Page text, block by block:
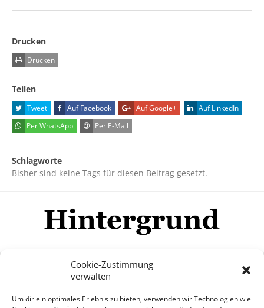
Cookie-Zustimmung
verwalten
Um dir ein optimales Erlebnis zu bieten, verwenden wir Technologien wie
Drucken
Drucken
Teilen
Tweet Auf Facebook Auf Google+
Auf LinkedIn
Per WhatsApp
Per E-Mail
Schlagworte
Bisher sind keine Tags für diesen Beitrag gesetzt.